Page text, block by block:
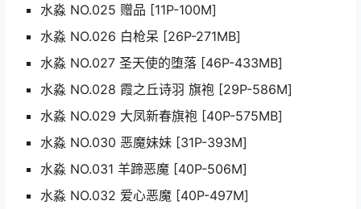
水淼 NO.025 赠品 [11P-100M]
水淼 NO.026 白枪呆 [26P-271MB]
水淼 NO.027 圣天使的堕落 [46P-433MB]
水淼 NO.028 霞之丘诗羽 旗袍 [29P-586M]
水淼 NO.029 大凤新春旗袍 [40P-575MB]
水淼 NO.030 恶魔妹妹 [31P-393M]
水淼 NO.031 羊蹄恶魔 [40P-506M]
水淼 NO.032 爱心恶魔 [40P-497M]